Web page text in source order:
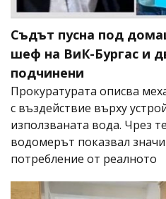
Съдът пусна под
шеф на ВиК-Бургас и
подчинени
Прокуратурата описва
с въздействие върху
използваната вода. Чрез
водомерът показвал
потребление от реалното